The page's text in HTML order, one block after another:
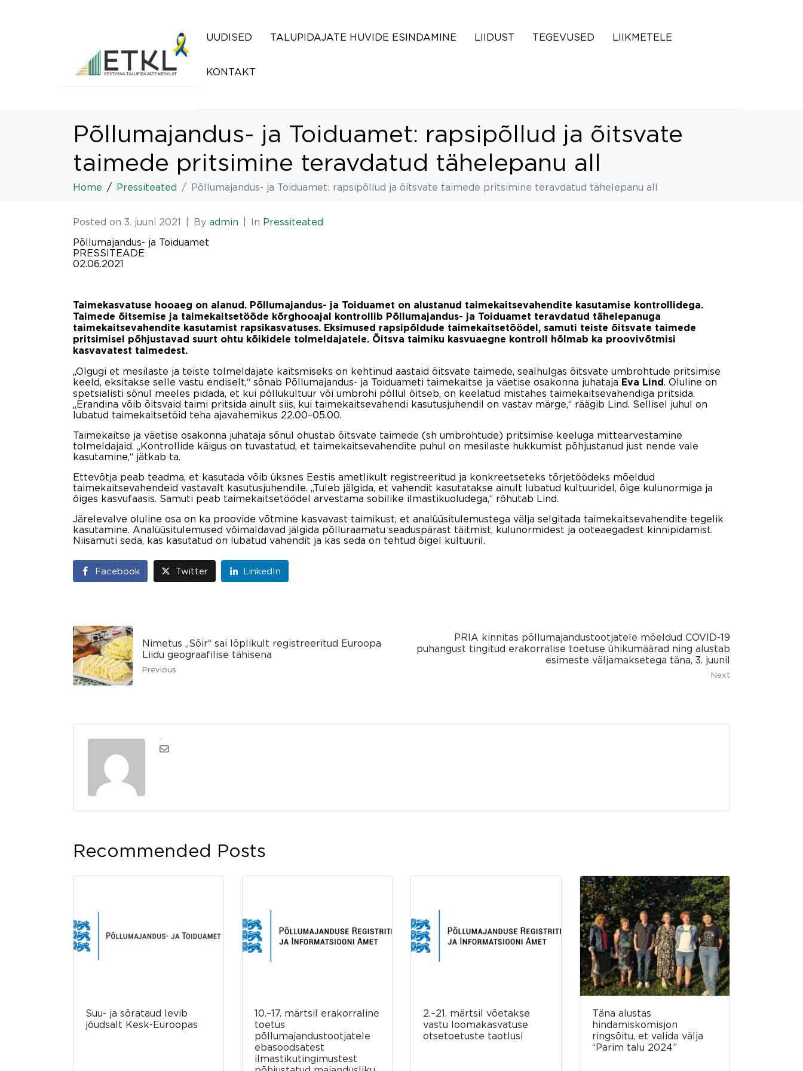
UUDISED TALUPIDAJATE HUVIDE ESINDAMINE LIIDUST TEGEVUSED LIIKMETELE
KONTAKT
Põllumajandus- ja Toiduamet: rapsipõllud ja õitsvate
taimede pritsimine teravdatud tähelepanu all
Home Pressiteated Põllumajandus- ja Toiduamet: rapsipõllud ja õitsvate taimede pritsimine teravdatud tähelepanu all
Posted on 3. juuni 2021 By admin In Pressiteated
Põllumajandus- ja Toiduamet
PRESSITEADE
02.06.2021
Taimekasvatuse hooaeg on alanud. Põllumajandus- ja Toiduamet on alustanud taimekaitsevahendite kasutamise kontrollidega.
Taimede õitsemise ja taimekaitsetööde kõrghooajal kontrollib Põllumajandus- ja Toiduamet teravdatud tähelepanuga
taimekaitsevahendite kasutamist rapsikasvatuses. Eksimused rapsipõldude taimekaitsetöödel, samuti teiste õitsvate taimede
pritsimisel põhjustavad suurt ohtu kõikidele tolmeldajatele. Õitsva taimiku kasvuaegne kontroll hõlmab ka proovivõtmisi
kasvavatest taimedest.
„Olgugi et mesilaste ja teiste tolmeldajate kaitsmiseks on kehtinud aastaid õitsvate taimede, sealhulgas õitsvate umbrohtude pritsimise
keeld, eksitakse selle vastu endiselt,“ sõnab Põllumajandus- ja Toiduameti taimekaitse ja väetise osakonna juhataja Eva Lind. Oluline on
spetsialisti sõnul meeles pidada, et kui põllukultuur või umbrohi põllul õitseb, on keelatud mistahes taimekaitsevahendiga pritsida.
„Erandina võib õitsvaid taimi pritsida ainult siis, kui taimekaitsevahendi kasutusjuhendil on vastav märge,“ räägib Lind. Sellisel juhul on
lubatud taimekaitsetöid teha ajavahemikus 22.00–05.00.
Taimekaitse ja väetise osakonna juhataja sõnul ohustab õitsvate taimede (sh umbrohtude) pritsimise keeluga mittearvestamine
tolmeldajaid. „Kontrollide käigus on tuvastatud, et taimekaitsevahendite puhul on mesilaste hukkumist põhjustanud just nende vale
kasutamine,“ jätkab ta.
Ettevõtja peab teadma, et kasutada võib üksnes Eestis ametlikult registreeritud ja konkreetseteks tõrjetöödeks mõeldud
taimekaitsevahendeid vastavalt kasutusjuhendile. „Tuleb jälgida, et vahendit kasutatakse ainult lubatud kultuuridel, õige kulunormiga ja
õiges kasvufaasis. Samuti peab taimekaitsetöödel arvestama sobilike ilmastikuoludega,“ rõhutab Lind.
Järelevalve oluline osa on ka proovide võtmine kasvavast taimikust, et analüüsitulemustega välja selgitada taimekaitsevahendite tegelik
kasutamine. Analüüsitulemused võimaldavad jälgida põlluraamatu seaduspärast täitmist, kulunormidest ja ooteaegadest kinnipidamist.
Niisamuti seda, kas kasutatud on lubatud vahendit ja kas seda on tehtud õigel kultuuril.
Facebook Twitter LinkedIn
Nimetus „Sõir“ sai lõplikult registreeritud Euroopa
Liidu geograafilise tähisena
Previous
PRIA kinnitas põllumajandustootjatele mõeldud COVID-19
puhangust tingitud erakorralise toetuse ühikumäärad ning alustab
esimeste väljamaksetega täna, 3. juunil
Next
Recommended Posts
Suu- ja sõrataud levib
jõudsalt Kesk-Euroopas
10.–17. märtsil erakorraline
toetus
põllumajandustootjatele
ebasoodsatest
ilmastikutingimustest
2.–21. märtsil võetakse
vastu loomakasvatuse
otsetoetuste taotlusi
Täna alustas
hindamiskomisjon
ringsõitu, et valida välja
“Parim talu 2024”